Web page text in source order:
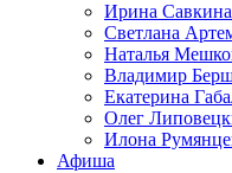
Ирина Савкина
Светлана
Наталья
Владимир
Екатерина
Олег
Илона
Афиша